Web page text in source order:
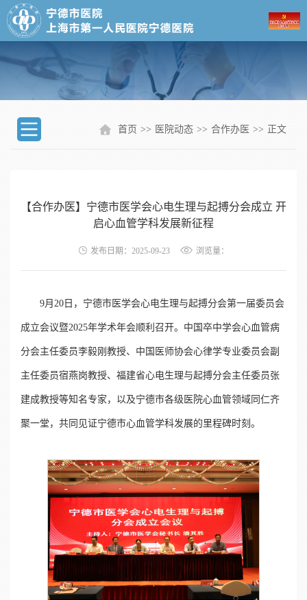
首页 >> 医院动态 >> 合作办医 >> 正文
【合作办医】宁德市医学会心电生理与起搏分会成立 开
启心血管学科发展新征程
发布日期：2025-09-23 浏览量：
9月20日，宁德市医学会心电生理与起搏分会第一届委员会
成立会议暨2025年学术年会顺利召开。中国卒中学会心血管病
分会主任委员李毅刚教授、中国医师协会心律学专业委员会副
主任委员宿燕岗教授、福建省心电生理与起搏分会主任委员张
建成教授等知名专家，以及宁德市各级医院心血管领域同仁齐
聚一堂，共同见证宁德市心血管学科发展的里程碑时刻。